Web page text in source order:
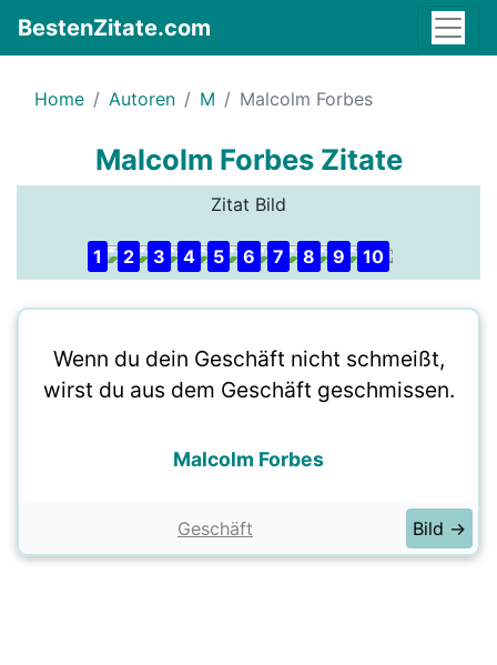
BestenZitate.com
Home Autoren M Malcolm Forbes
Malcolm Forbes Zitate
Zitat Bild
1 2 3 4 5 6 7 8 9 10
Wenn du dein Geschäft nicht schmeißt,
wirst du aus dem Geschäft geschmissen.
Malcolm Forbes
Geschäft Bild →